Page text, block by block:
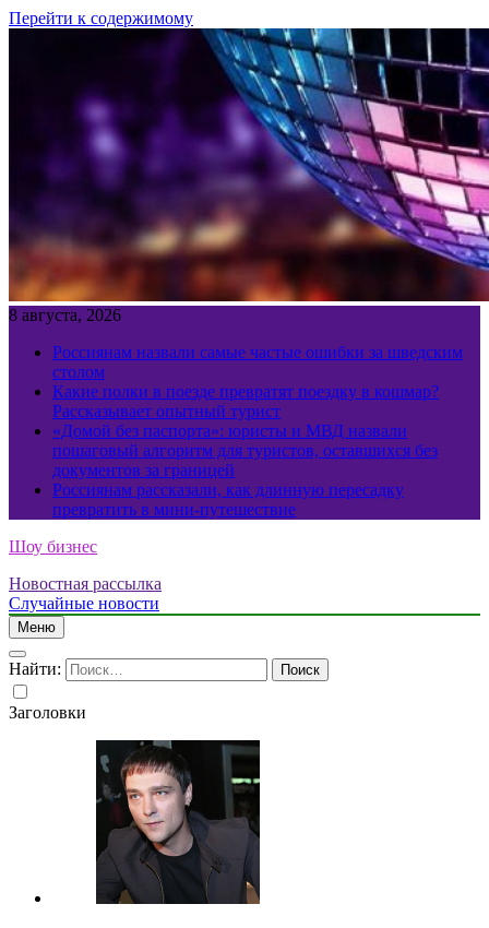
Перейти к содержимому
8 августа, 2026
Россиянам назвали самые частые ошибки за шведским
столом
Какие полки в поезде превратят поездку в кошмар?
Рассказывает опытный турист
«Домой без паспорта»: юристы и МВД назвали
пошаговый алгоритм для туристов, оставшихся без
документов за границей
Россиянам рассказали, как длинную пересадку
превратить в мини-путешествие
Шоу бизнес
Новостная рассылка
Случайные новости
Меню
Найти:
Заголовки